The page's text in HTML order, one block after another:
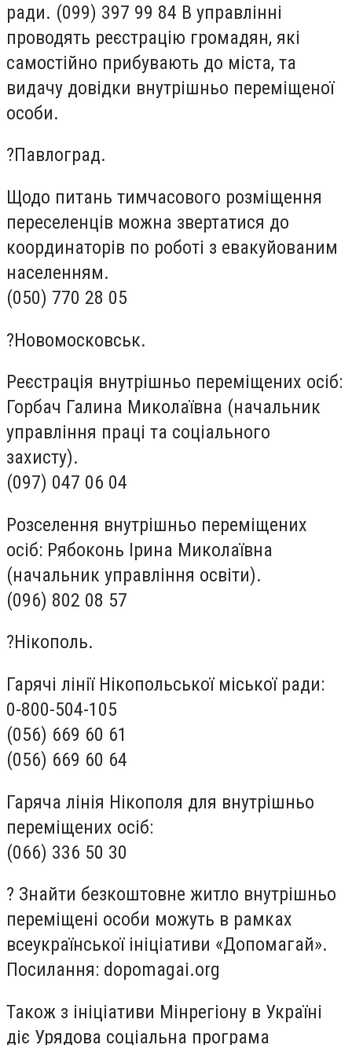
ради. (099) 397 99 84 В управлінні
проводять реєстрацію громадян, які
самостійно прибувають до міста, та
видачу довідки внутрішньо переміщеної
особи.
?Павлоград.
Щодо питань тимчасового розміщення
переселенців можна звертатися до
координаторів по роботі з евакуйованим
населенням.
(050) 770 28 05
?Новомосковськ.
Реєстрація внутрішньо переміщених осіб:
Горбач Галина Миколаївна (начальник
управління праці та соціального
захисту).
(097) 047 06 04
Розселення внутрішньо переміщених
осіб: Рябоконь Ірина Миколаївна
(начальник управління освіти).
(096) 802 08 57
?Нікополь.
Гарячі лінії Нікопольської міської ради:
0-800-504-105
(056) 669 60 61
(056) 669 60 64
Гаряча лінія Нікополя для внутрішньо
переміщених осіб:
(066) 336 50 30
? Знайти безкоштовне житло внутрішньо
переміщені особи можуть в рамках
всеукраїнської ініціативи «Допомагай».
Посилання: dopomagai.org
Також з ініціативи Мінрегіону в Україні
діє Урядова соціальна програма